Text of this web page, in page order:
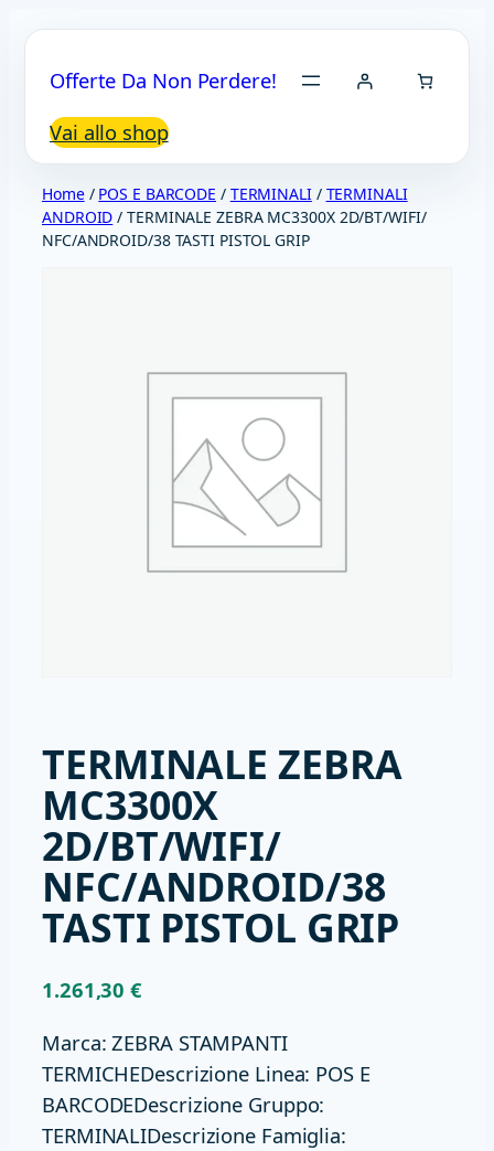
contenuto
Offerte Da Non Perdere!
Vai allo shop
Home/ POS E BARCODE / TERMINALI/ TERMINALI
ANDROID / TERMINALE ZEBRA MC3300X 2D/BT/WIFI/
NFC/ANDROID/38 TASTI PISTOL GRIP
TERMINALE ZEBRA
MC3300X
2D/BT/WIFI/
NFC/ANDROID/38
TASTI PISTOL GRIP
1.261,30€
Marca: ZEBRA STAMPANTI
TERMICHEDescrizione Linea: POS E
BARCODEDescrizione Gruppo:
TERMINALIDescrizione Famiglia: